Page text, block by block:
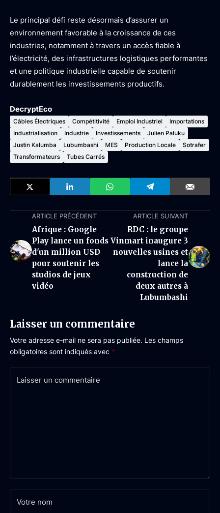
Le principal défi reste désormais d’assurer un
environnement favorable à la croissance de ces
industries, notamment à travers un accès fiable à
l’électricité, des infrastructures logistiques performantes
et une politique industrielle capable de soutenir
durablement les investissements productifs.
DecryptEco
Câbles Électriques Compétitivité Emploi Industriel
Importations
Industrialisation
Industrie Investissements
Julien Paluku
Justin Kalumba
Lubumbashi MES Production Locale
Sotrafer
Transformateurs
Tubes Carrés
ARTICLE PRÉCÉDENT
Afrique : Google
Play lance un fonds
d'un million USD
pour soutenir les
studios de jeux
vidéo
ARTICLE SUIVANT
RDC : le groupe
Vinmart inaugure 3
nouvelles usines et
lance la
construction de
deux autres à
Lubumbashi
Laisser un commentaire
Votre adresse e-mail ne sera pas publiée. Les champs
obligatoires sont indiqués avec *